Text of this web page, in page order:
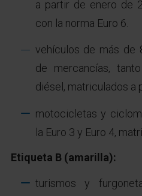
a partir de enero de
con la norma Euro 6.
vehículos de más de
de mercancías,
diésel, matriculados a
motocicletas y
la Euro 3 y Euro 4,
Etiqueta B (amarilla):
turismos y